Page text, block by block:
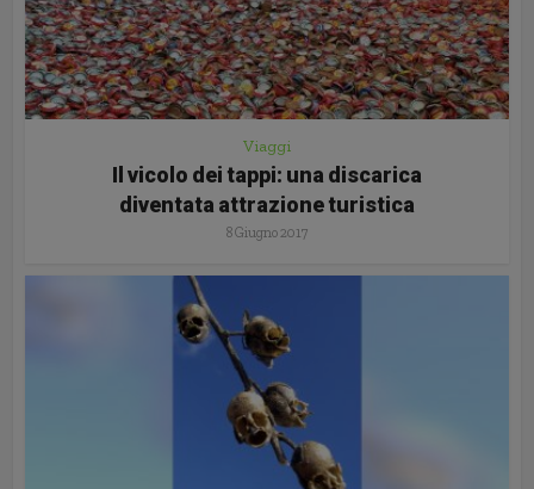
Viaggi
Il vicolo dei tappi: una discarica
diventata attrazione turistica
8 Giugno 2017